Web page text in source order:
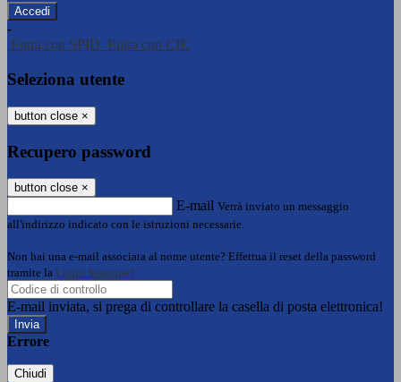
-
Entra con SPID Entra con CIE
Seleziona utente
button close ×
Recupero password
button close ×
E-mail Verrà inviato un messaggio
all'indirizzo indicato con le istruzioni necessarie.
Non hai una e-mail associata al nome utente? Effettua il reset della password
tramite la Login Spaggiari
E-mail inviata, si prega di controllare la casella di posta elettronica!
Errore
Chiudi